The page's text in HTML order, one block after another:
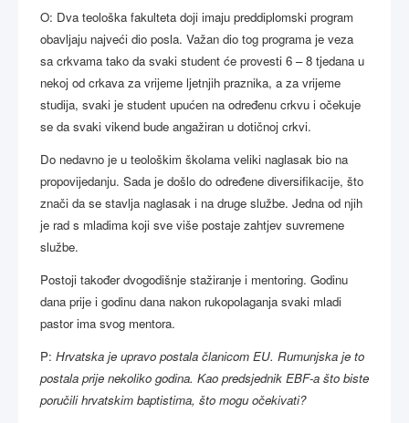
O: Dva teološka fakulteta doji imaju preddiplomski program
obavljaju najveći dio posla. Važan dio tog programa je veza
sa crkvama tako da svaki student će provesti 6 – 8 tjedana u
nekoj od crkava za vrijeme ljetnjih praznika, a za vrijeme
studija, svaki je student upućen na određenu crkvu i očekuje
se da svaki vikend bude angažiran u dotičnoj crkvi.
Do nedavno je u teološkim školama veliki naglasak bio na
propovijedanju. Sada je došlo do određene diversifikacije, što
znači da se stavlja naglasak i na druge službe. Jedna od njih
je rad s mladima koji sve više postaje zahtjev suvremene
službe.
Postoji također dvogodišnje stažiranje i mentoring. Godinu
dana prije i godinu dana nakon rukopolaganja svaki mladi
pastor ima svog mentora.
P: Hrvatska je upravo postala članicom EU. Rumunjska je to
postala prije nekoliko godina. Kao predsjednik EBF-a što biste
poručili hrvatskim baptistima, što mogu očekivati?